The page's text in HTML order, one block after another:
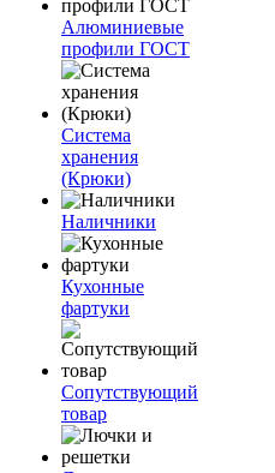
Алюминиевые
профили ГОСТ
Система
хранения
(Крюки)
Наличники
Кухонные
фартуки
Сопутствующий
товар